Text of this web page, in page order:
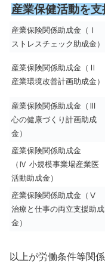
産業保健活動を
産業保険関係助成金（Ⅰ
ストレスチェック助成金）
産業保険関係助成金（Ⅱ
産業環境改善計画助成金）
産業保険関係助成金（Ⅲ
心の健康づくり計画助成
金）
産業保険関係助成金
（Ⅳ 小規模事業場産業医
活動助成金）
産業保険関係助成金（Ⅴ
治療と仕事の両立支援助成
金）
以上が労働条件等関